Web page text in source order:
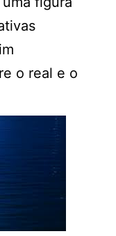
o real e o